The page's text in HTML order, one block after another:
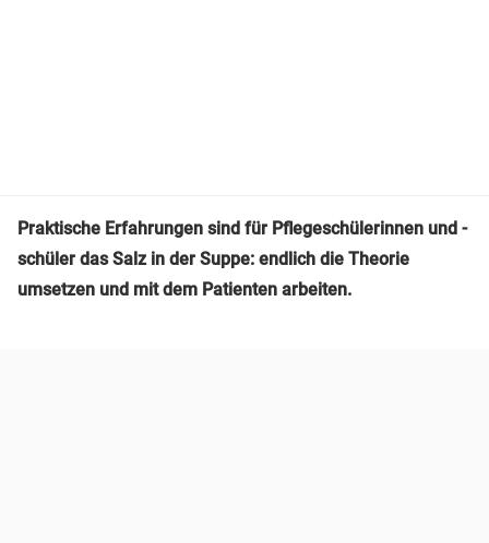
Praktische Erfahrungen sind für Pflegeschülerinnen und -
schüler das Salz in der Suppe: endlich die Theorie
umsetzen und mit dem Patienten arbeiten.